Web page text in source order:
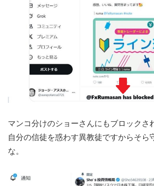
マンコ分けのショーさんにもブロックさ
自分の信徒を惑わす異教徒ですからそら
な。